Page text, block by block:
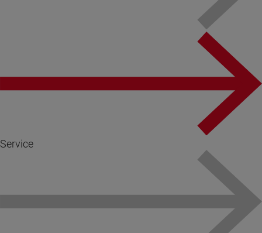
Service